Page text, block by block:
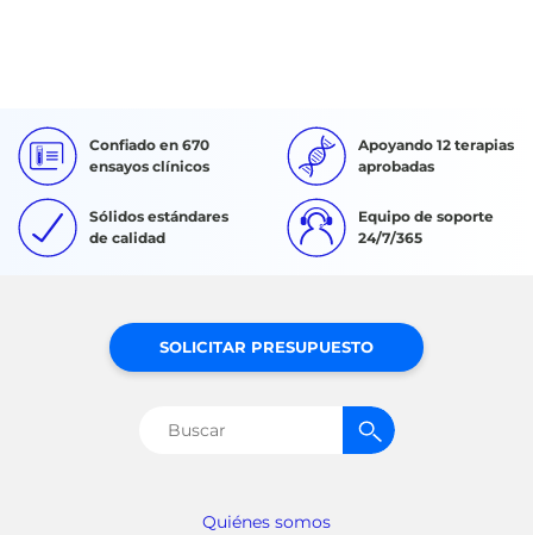
Confiado en 670
ensayos clínicos
Apoyando 12 terapias
aprobadas
Sólidos estándares
de calidad
Equipo de soporte
24/7/365
Quiénes somos
SOLICITAR PRESUPUESTO
Buscar: